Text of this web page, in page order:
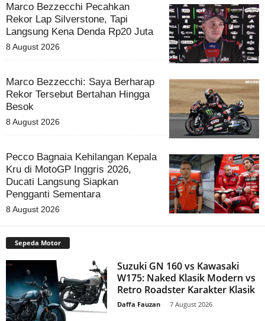
Marco Bezzecchi Pecahkan
Rekor Lap Silverstone, Tapi
Langsung Kena Denda Rp20 Juta
8 August 2026
Marco Bezzecchi: Saya Berharap
Rekor Tersebut Bertahan Hingga
Besok
8 August 2026
Pecco Bagnaia Kehilangan Kepala
Kru di MotoGP Inggris 2026,
Ducati Langsung Siapkan
Pengganti Sementara
8 August 2026
Sepeda Motor
Suzuki GN 160 vs Kawasaki
W175: Naked Klasik Modern vs
Retro Roadster Karakter Klasik
Daffa Fauzan 7 August 2026